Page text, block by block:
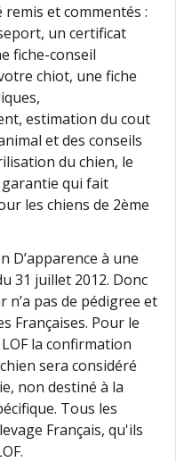
et commentés :
un certificat
fiche-conseil
chiot, une fiche
estimation du cout
et des conseils
du chien, le
qui fait
les chiens de 2ème
D’apparence à une
31 juillet 2012. Donc
n’a pas de pédigree et
Françaises. Pour le
la confirmation
sera considéré
non destiné à la
Tous les
Français, qu'ils